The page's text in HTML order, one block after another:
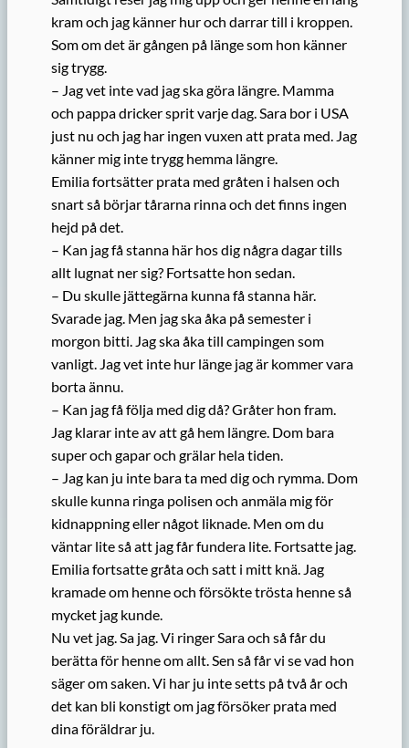
kram och jag känner hur och darrar till i kroppen.
Som om det är gången på länge som hon känner
sig trygg.
– Jag vet inte vad jag ska göra längre. Mamma
och pappa dricker sprit varje dag. Sara bor i USA
just nu och jag har ingen vuxen att prata med. Jag
känner mig inte trygg hemma längre.
Emilia fortsätter prata med gråten i halsen och
snart så börjar tårarna rinna och det finns ingen
hejd på det.
– Kan jag få stanna här hos dig några dagar tills
allt lugnat ner sig? Fortsatte hon sedan.
– Du skulle jättegärna kunna få stanna här.
Svarade jag. Men jag ska åka på semester i
morgon bitti. Jag ska åka till campingen som
vanligt. Jag vet inte hur länge jag är kommer vara
borta ännu.
– Kan jag få följa med dig då? Gråter hon fram.
Jag klarar inte av att gå hem längre. Dom bara
super och gapar och grälar hela tiden.
– Jag kan ju inte bara ta med dig och rymma. Dom
skulle kunna ringa polisen och anmäla mig för
kidnappning eller något liknade. Men om du
väntar lite så att jag får fundera lite. Fortsatte jag.
Emilia fortsatte gråta och satt i mitt knä. Jag
kramade om henne och försökte trösta henne så
mycket jag kunde.
Nu vet jag. Sa jag. Vi ringer Sara och så får du
berätta för henne om allt. Sen så får vi se vad hon
säger om saken. Vi har ju inte setts på två år och
det kan bli konstigt om jag försöker prata med
dina föräldrar ju.